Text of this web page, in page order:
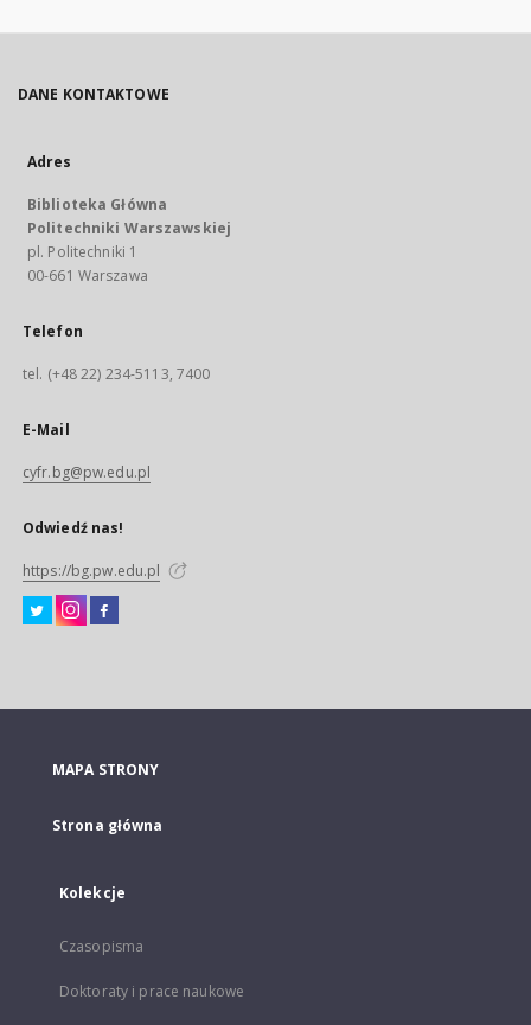
DANE KONTAKTOWE
Adres
Biblioteka Główna
Politechniki Warszawskiej
pl. Politechniki 1
00-661 Warszawa
Telefon
tel. (+48 22) 234-5113, 7400
E-Mail
cyfr.bg@pw.edu.pl
Odwiedź nas!
https://bg.pw.edu.pl
MAPA STRONY
Strona główna
Kolekcje
Czasopisma
Doktoraty i prace naukowe